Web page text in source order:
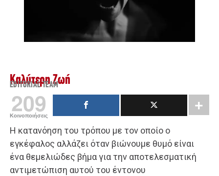
Καλύτερη Ζωή
EDITORIAL TEAM
209
Κοινοποιήσεις
Η κατανόηση του τρόπου με τον οποίο ο
εγκέφαλος αλλάζει όταν βιώνουμε θυμό είναι
ένα θεμελιώδες βήμα για την αποτελεσματική
αντιμετώπιση αυτού του έντονου